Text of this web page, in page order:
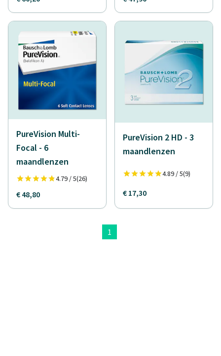
PureVision Multi-
Focal - 6
maandlenzen
4.79 / 5(26)
€ 48,80
PureVision 2 HD - 3
maandlenzen
4.89 / 5(9)
€ 17,30
1